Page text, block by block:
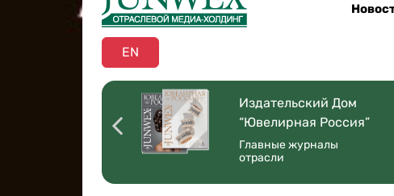
EN
Издательский Дом
“Ювелирная Россия”
Главные журналы
отрасли